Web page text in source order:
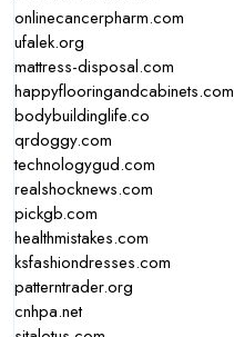
onlinecancerpharm.com
ufalek.org
mattress-disposal.com
happyflooringandcabinets.com
bodybuildinglife.co
qrdoggy.com
technologygud.com
realshocknews.com
pickgb.com
healthmistakes.com
ksfashiondresses.com
patterntrader.org
cnhpa.net